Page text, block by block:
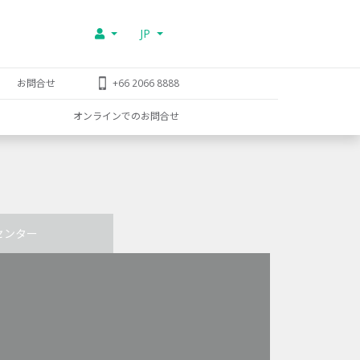
JP
お問合せ +66 2066 8888
オンラインでのお問合せ
ンター